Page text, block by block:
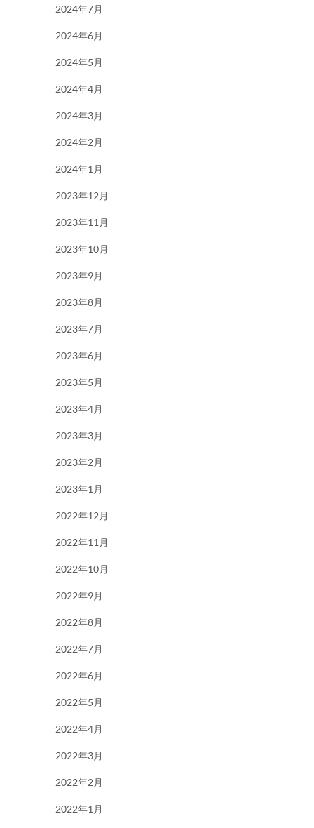
2024年7月
2024年6月
2024年5月
2024年4月
2024年3月
2024年2月
2024年1月
2023年12月
2023年11月
2023年10月
2023年9月
2023年8月
2023年7月
2023年6月
2023年5月
2023年4月
2023年3月
2023年2月
2023年1月
2022年12月
2022年11月
2022年10月
2022年9月
2022年8月
2022年7月
2022年6月
2022年5月
2022年4月
2022年3月
2022年2月
2022年1月